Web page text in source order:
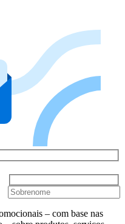
– com base nas